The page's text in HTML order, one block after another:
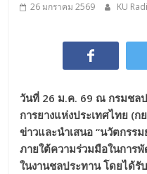
26 มกราคม 2569 KU
วันที่ 26 ม.ค. 69 ณ กรมชล
การยางแห่งประเทศไทย (
ข่าวและนำเสนอ “นวัตกรร
ภายใต้ความร่วมมือในการ
ในงานชลประทาน โดยได้รั